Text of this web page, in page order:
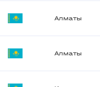
Алматы
Алматы